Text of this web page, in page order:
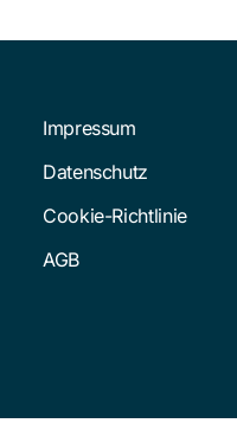
Impressum
Datenschutz
Cookie-Richtlinie
AGB